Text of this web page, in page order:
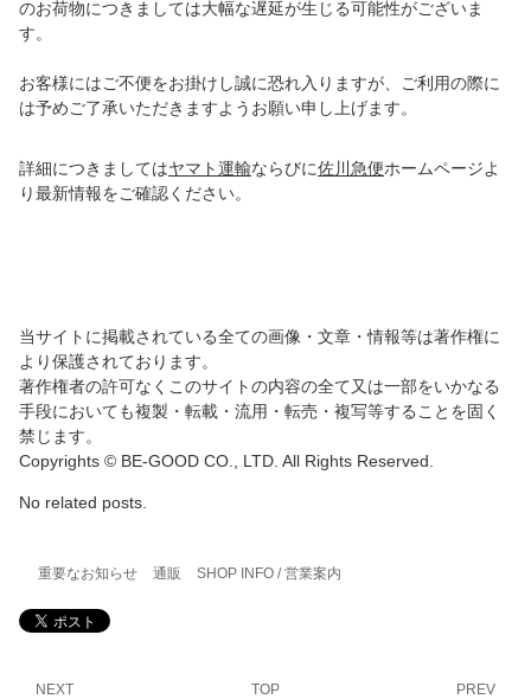
のお荷物につきましては大幅な遅延が生じる可能性がございま
す。
お客様にはご不便をお掛けし誠に恐れ入りますが、ご利用の際に
は予めご了承いただきますようお願い申し上げます。
詳細につきましてはヤマト運輸ならびに佐川急便ホームページよ
り最新情報をご確認ください。
当サイトに掲載されている全ての画像・文章・情報等は著作権に
より保護されております。
著作権者の許可なくこのサイトの内容の全て又は一部をいかなる
手段においても複製・転載・流用・転売・複写等することを固く
禁じます。
Copyrights © BE-GOOD CO., LTD. All Rights Reserved.
No related posts.
重要なお知らせ 通販 SHOP INFO / 営業案内
NEXT TOP PREV